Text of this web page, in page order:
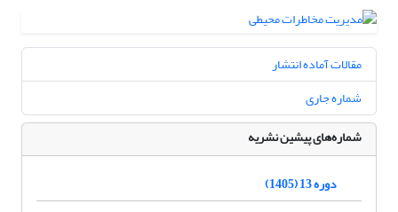
مقالات آماده انتشار
شماره جاری
شماره‌های پیشین نشریه
دوره 13 (1405)